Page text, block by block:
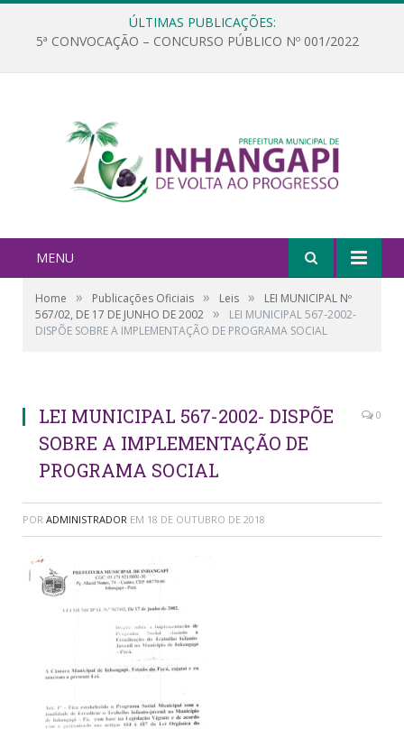
ÚLTIMAS PUBLICAÇÕES:
5ª CONVOCAÇÃO – CONCURSO PÚBLICO Nº 001/2022
MENU
Home » Publicações Oficiais » Leis »
LEI MUNICIPAL Nº
567/02, DE 17 DE JUNHO DE 2002 »
LEI MUNICIPAL 567-2002-
DISPÕE SOBRE A IMPLEMENTAÇÃO DE PROGRAMA SOCIAL
LEI MUNICIPAL 567-2002- DISPÕE
SOBRE A IMPLEMENTAÇÃO DE
PROGRAMA SOCIAL
0
POR ADMINISTRADOR EM 18 DE OUTUBRO DE 2018